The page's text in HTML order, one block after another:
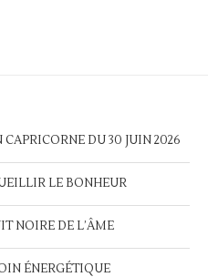
CAPRICORNE DU 30 JUIN 2026
LE BONHEUR
NOIRE DE L’ÂME
ÉNERGÉTIQUE